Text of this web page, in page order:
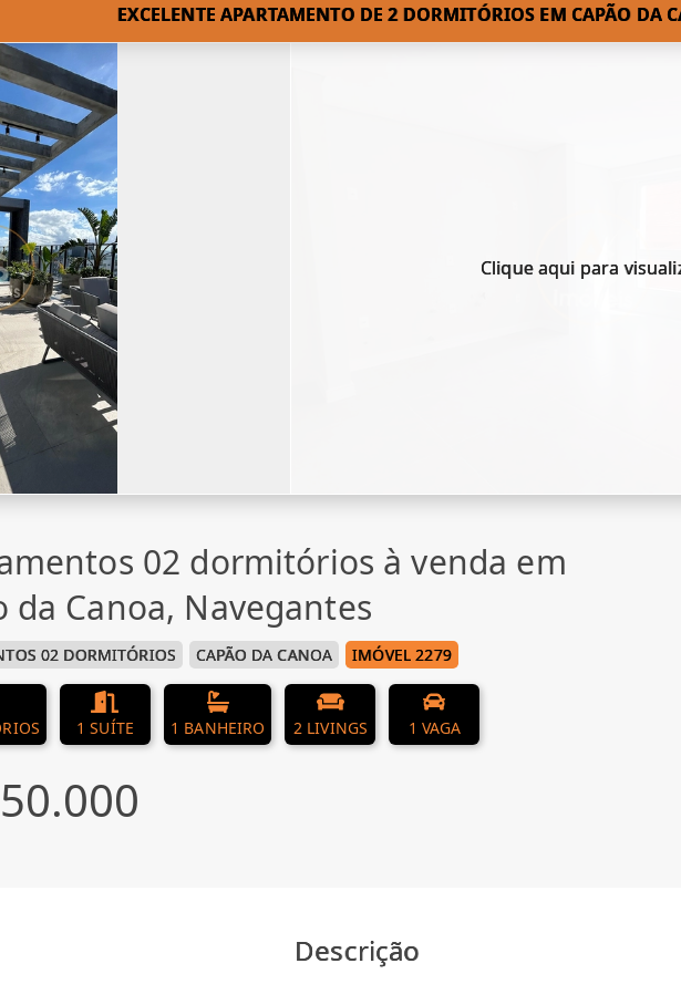
EXCELENTE APARTAMENTO DE 2 DORMITÓRIOS EM CAPÃO DA
Clique aqui para
02 dormitórios à venda em
da Canoa, Navegantes
02 DORMITÓRIOS CAPÃO DA CANOA IMÓVEL 2279
1 SUÍTE 1 BANHEIRO 2 LIVINGS 1 VAGA
Descrição